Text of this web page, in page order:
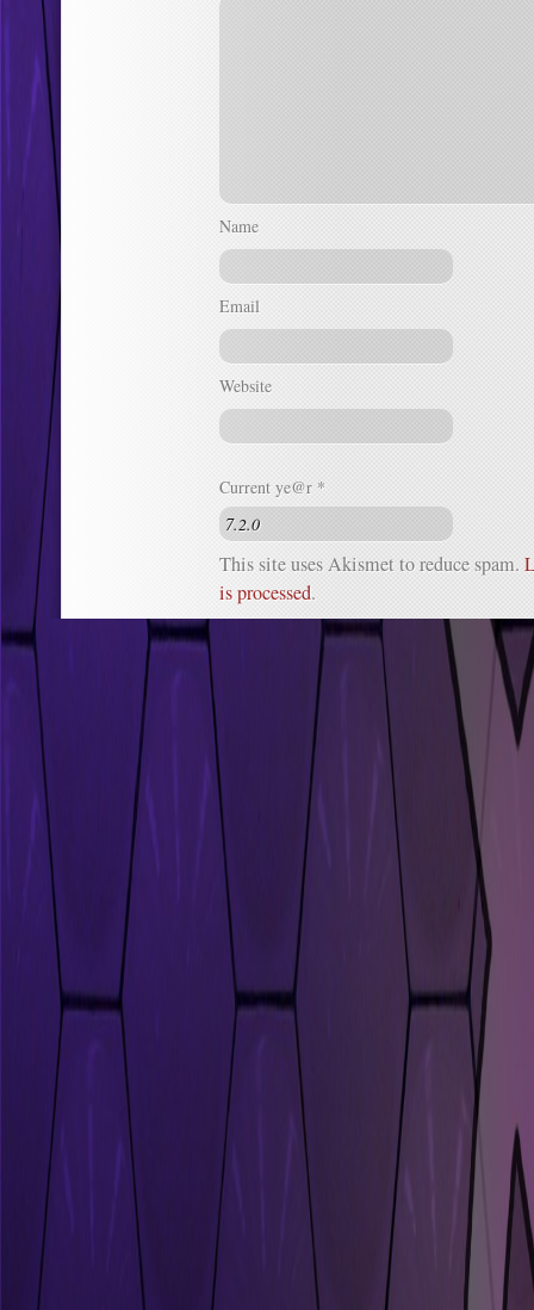
Name
Email
Website
Current ye@r *
This site uses Akismet to reduce spam.
is processed.